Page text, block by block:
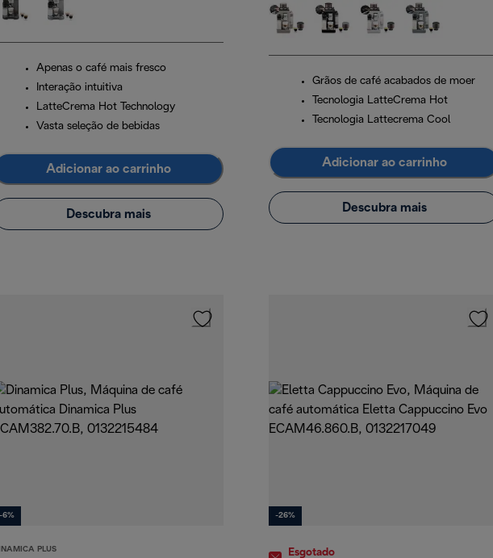
Apenas o café mais fresco
Interação intuitiva
LatteCrema Hot Technology
Vasta seleção de bebidas
Adicionar ao carrinho
Descubra mais
Grãos de café acabados de moer
Tecnologia LatteCrema Hot
Tecnologia Lattecrema Cool
Adicionar ao carrinho
Descubra mais
-6%
PLUS
-26%
Esgotado